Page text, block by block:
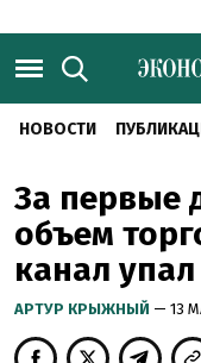
НОВОСТИ
За первые
объем
канал
АРТУР КРЫЖНЫЙ — 13